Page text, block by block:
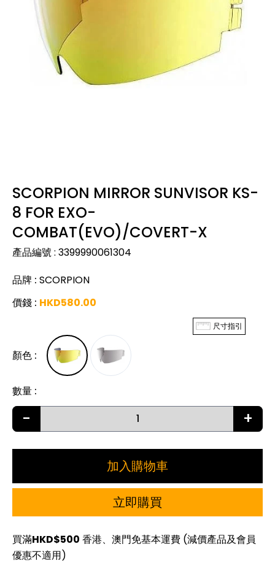
SCORPION MIRROR SUNVISOR KS-
8 FOR EXO-
COMBAT(EVO)/COVERT-X
產品編號: 3399990061304
品牌 : SCORPION
價錢 : HKD580.00
顏色 :
尺寸指引
數量 :
- +
加入購物車
立即購買
買滿HKD$500 香港、澳門免基本運費 (減價產品及會員
優惠不適用)